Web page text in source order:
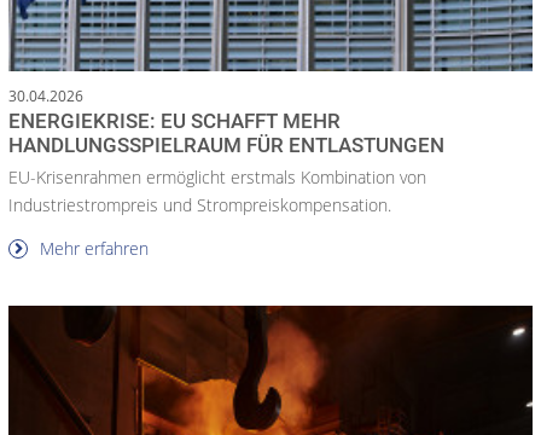
30.04.2026
ENERGIEKRISE: EU SCHAFFT MEHR
HANDLUNGSSPIELRAUM FÜR ENTLASTUNGEN
EU-Krisenrahmen ermöglicht erstmals Kombination von
Industriestrompreis und Strompreiskompensation.
Mehr erfahren